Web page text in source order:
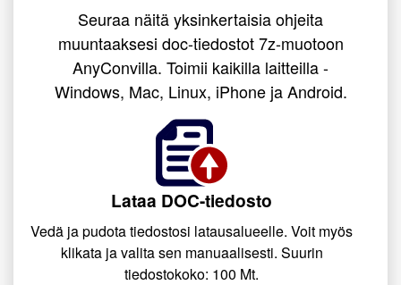
Seuraa näitä yksinkertaisia ohjeita
muuntaaksesi doc-tiedostot 7z-muotoon
AnyConvilla. Toimii kaikilla laitteilla -
Windows, Mac, Linux, iPhone ja Android.
Lataa DOC-tiedosto
Vedä ja pudota tiedostosi latausalueelle. Voit myös
klikata ja valita sen manuaalisesti. Suurin
tiedostokoko: 100 Mt.